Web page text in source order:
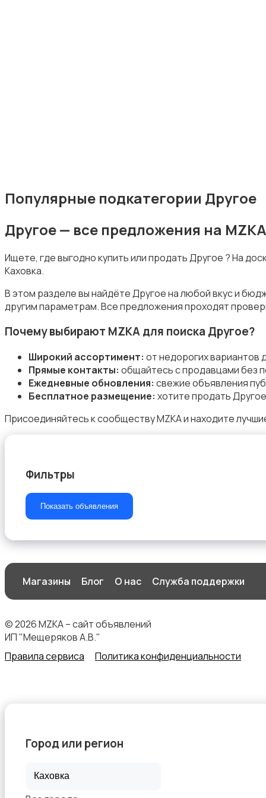
Пиджаки и костюмы
Рубашки
Свитеры и толстовки
Популярные подкатегории Другое
Другое — все предложения на MZKA
Ищете, где выгодно купить или продать Другое ? На
Каховка.
В этом разделе вы найдёте Другое на любой вкус и
другим параметрам. Все предложения проходят
Почему выбирают MZKA для поиска Другое?
Широкий ассортимент: от недорогих
Прямые контакты: общайтесь с продавцами без
Ежедневные обновления: свежие объявления
Бесплатное размещение: хотите продать
Присоединяйтесь к сообществу MZKA и находите
Фильтры
Показать объявления
Магазины Блог О нас Служба поддержки
© 2026 MZKA – сайт объявлений
ИП "Мещеряков А.В."
Правила сервиса
Политика конфиденциальности
Город или регион